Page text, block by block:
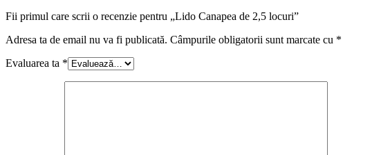
Fii primul care scrii o recenzie pentru „Lido Canapea de 2,5 locuri”
Adresa ta de email nu va fi publicată. Câmpurile obligatorii sunt marcate cu *
Evaluarea ta *